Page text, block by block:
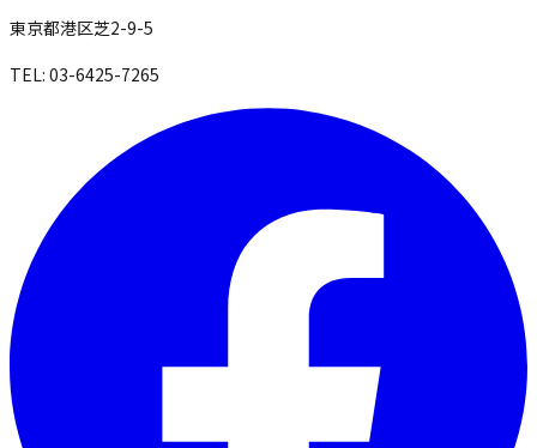
東京都港区芝2-9-5
TEL: 03-6425-7265